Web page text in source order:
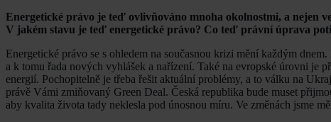
Energetické právo je teď ovlivňováno mnoha okolnostmi, a nejen
V jakém stavu je teď energetické právo? Co teď právní úprava
Energetické právo se s ohledem na současnou krizi mění každým
a k tomu řada nových vyhlášek a nařízení. Také na evropské úrovni je
energií. Pochopitelně je třeba řešit aktuální problémy, a to válku na
právě Vámi zmiňovaný Green Deal. Česká republika bude muset
aby kvalita života tady neklesla pod únosnou míru. Ve změnách jsme